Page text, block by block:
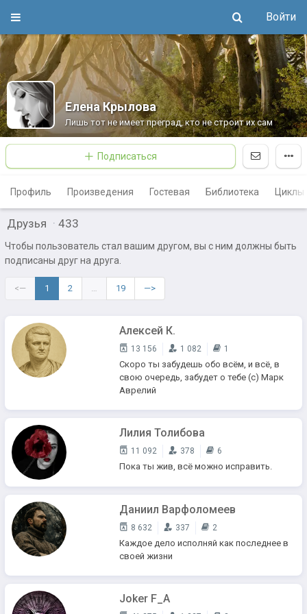
Войти
Елена Крылова
Лишь тот не имеет преград, кто не строит их сам
Подписаться
Профиль Произведения Гостевая Библиотека Циклы
Друзья · 433
Чтобы пользователь стал вашим другом, вы с ним должны быть
подписаны друг на друга.
<— 1 2 … 19 —>
Алексей К.
13 156 1 082 1
Скоро ты забудешь обо всём, и всё, в
свою очередь, забудет о тебе (с) Марк
Аврелий
Лилия Толибова
11 092 378 6
Пока ты жив, всё можно исправить.
Даниил Варфоломеев
8 632 337 2
Каждое дело исполняй как последнее в
своей жизни
Joker F_A